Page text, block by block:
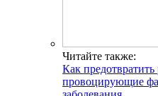
Читайте также:
Как предотвратить
провоцирующие